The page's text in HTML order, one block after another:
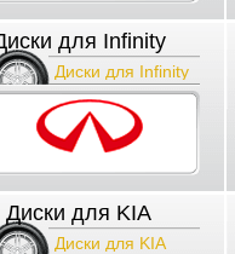
для Infinity
Диски для Infinity
Диски для KIA
Диски для KIA